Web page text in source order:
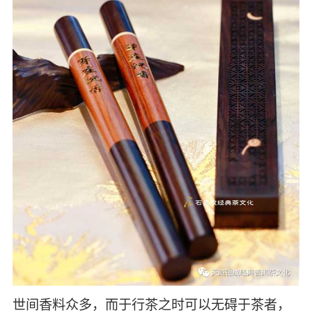
世间香料众多，而于行茶之时可以无碍于茶者，